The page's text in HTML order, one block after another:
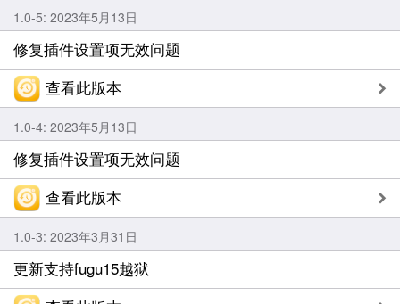
1.0-5: 2023年5月13日
修复插件设置项无效问题
查看此版本
1.0-4: 2023年5月13日
修复插件设置项无效问题
查看此版本
1.0-3: 2023年3月31日
更新支持fugu15越狱